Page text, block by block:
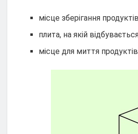
місце зберігання
плита, на якій
місце для миття